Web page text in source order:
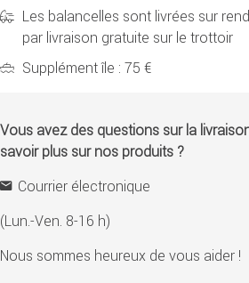
Les balancelles sont livrées sur
par livraison gratuite sur le trottoir
Supplément île : 75 €
Vous avez des questions sur la
savoir plus sur nos produits ?
Courrier électronique
(Lun.-Ven. 8-16 h)
Nous sommes heureux de vous aider !